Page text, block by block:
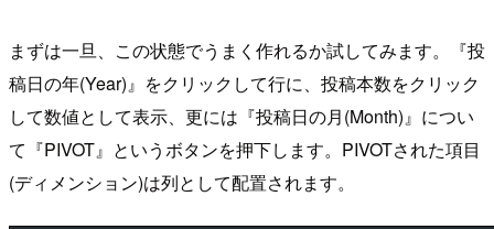
まずは一旦、この状態でうまく作れるか試してみます。『投
稿日の年(Year)』をクリックして行に、投稿本数をクリック
して数値として表示、更には『投稿日の月(Month)』につい
て『PIVOT』というボタンを押下します。PIVOTされた項目
(ディメンション)は列として配置されます。